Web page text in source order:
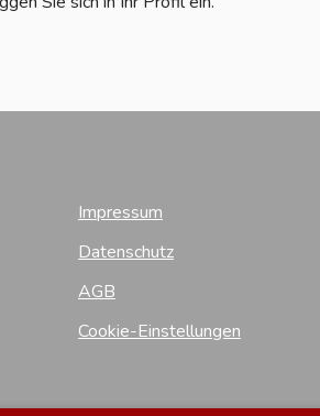
Impressum
Datenschutz
AGB
Cookie-Einstellungen